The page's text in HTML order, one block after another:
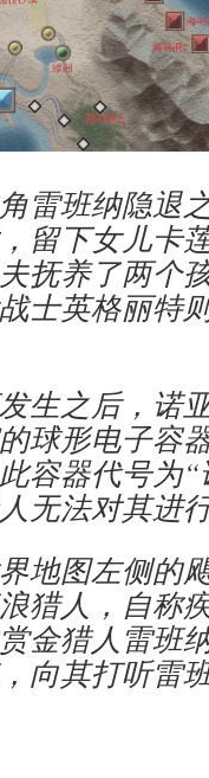
雷班纳隐退
留下女儿卡
抚养了两个
士英格丽特
生之后，诺
球形电子容
容器代号为
无法对其进
地图左侧的
猎人，自称
金猎人雷班
向其打听